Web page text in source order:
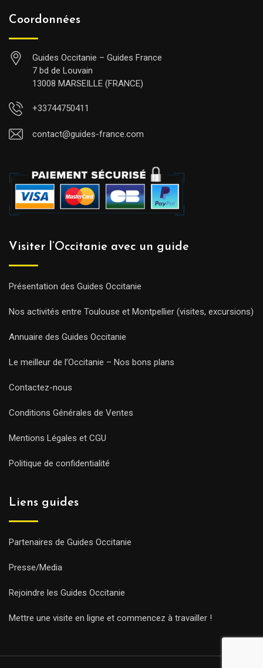
Coordonnées
Guides Occitanie – Guides France
7 bd de Louvain
13008 MARSEILLE (FRANCE)
+33744750411
contact@guides-france.com
Visiter l’Occitanie avec un guide
Présentation des Guides Occitanie
Nos activités entre Toulouse et Montpellier (visites, excursions)
Annuaire des Guides Occitanie
Le meilleur de l’Occitanie – Nos bons plans
Contactez-nous
Conditions Générales de Ventes
Mentions Légales et CGU
Politique de confidentialité
Liens guides
Partenaires de Guides Occitanie
Presse/Media
Rejoindre les Guides Occitanie
Mettre une visite en ligne et commencez à travailler !